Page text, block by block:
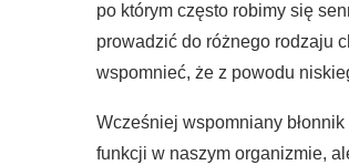
po którym często robimy się
prowadzić do różnego rodzaju
wspomnieć, że z powodu
Wcześniej wspomniany
funkcji w naszym organizmie,